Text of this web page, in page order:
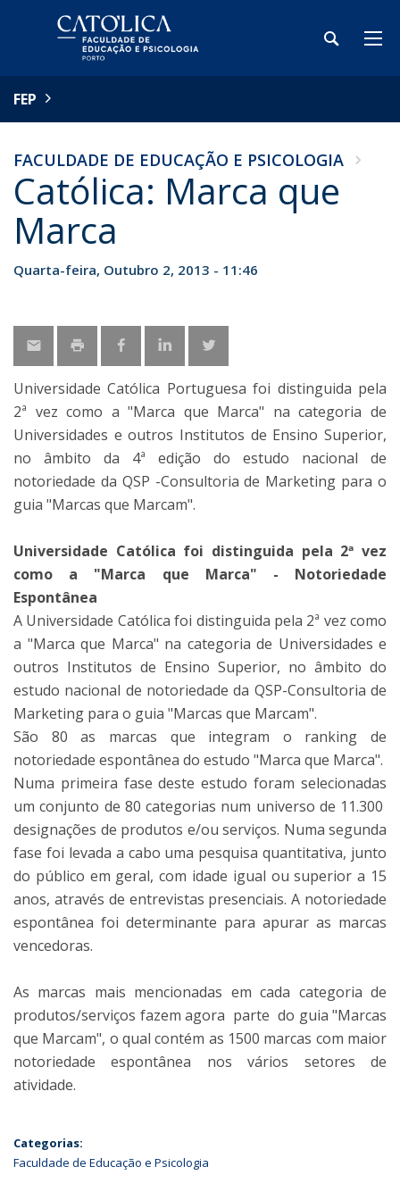
FEP
FACULDADE DE EDUCAÇÃO E PSICOLOGIA
Católica: Marca que
Marca
Quarta-feira, Outubro 2, 2013 - 11:46
Universidade Católica Portuguesa foi distinguida pela
2ª vez como a "Marca que Marca" na categoria de
Universidades e outros Institutos de Ensino Superior,
no âmbito da 4ª edição do estudo nacional de
notoriedade da QSP -Consultoria de Marketing para o
guia "Marcas que Marcam".
Universidade Católica foi distinguida pela 2ª vez
como a "Marca que Marca" - Notoriedade
Espontânea
A Universidade Católica foi distinguida pela 2ª vez como
a "Marca que Marca" na categoria de Universidades e
outros Institutos de Ensino Superior, no âmbito do
estudo nacional de notoriedade da QSP-Consultoria de
Marketing para o guia "Marcas que Marcam".
São 80 as marcas que integram o ranking de
notoriedade espontânea do estudo "Marca que Marca".
Numa primeira fase deste estudo foram selecionadas
um conjunto de 80 categorias num universo de 11.300
designações de produtos e/ou serviços. Numa segunda
fase foi levada a cabo uma pesquisa quantitativa, junto
do público em geral, com idade igual ou superior a 15
anos, através de entrevistas presenciais. A notoriedade
espontânea foi determinante para apurar as marcas
vencedoras.
As marcas mais mencionadas em cada categoria de
produtos/serviços fazem agora parte do guia "Marcas
que Marcam", o qual contém as 1500 marcas com maior
notoriedade espontânea nos vários setores de
atividade.
Categorias:
Faculdade de Educação e Psicologia